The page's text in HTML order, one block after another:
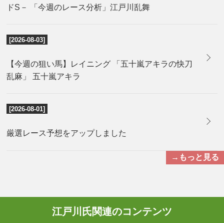
ドS－ 「今週のレース分析」江戸川乱舞
[2026-08-03]
【今週の狙い馬】レイニング 「五十嵐アキラの快刀
乱麻」 五十嵐アキラ
[2026-08-01]
厳選レース予想をアップしました
→もっと見る
江戸川氏関連のコンテンツ